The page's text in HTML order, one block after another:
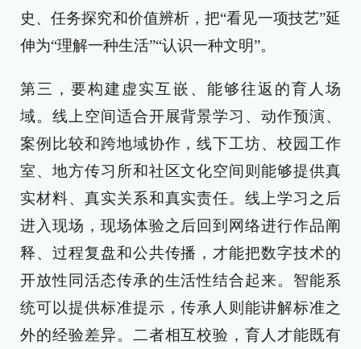
史、任务探究和价值辨析，把“看见一项技艺”延
伸为“理解一种生活”“认识一种文明”。
第三，要构建虚实互嵌、能够往返的育人场
域。线上空间适合开展背景学习、动作预演、
案例比较和跨地域协作，线下工坊、校园工作
室、地方传习所和社区文化空间则能够提供真
实材料、真实关系和真实责任。线上学习之后
进入现场，现场体验之后回到网络进行作品阐
释、过程复盘和公共传播，才能把数字技术的
开放性同活态传承的生活性结合起来。智能系
统可以提供标准提示，传承人则能讲解标准之
外的经验差异。二者相互校验，育人才能既有